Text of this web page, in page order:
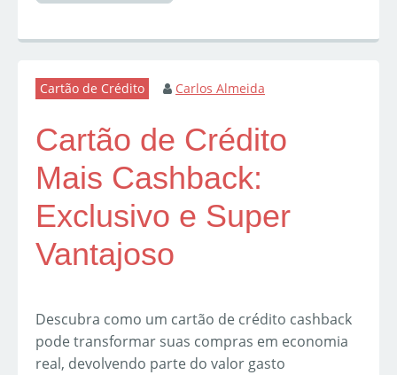
Cartão de Crédito Carlos Almeida
Cartão de Crédito
Mais Cashback:
Exclusivo e Super
Vantajoso
Descubra como um cartão de crédito cashback
pode transformar suas compras em economia
real, devolvendo parte do valor gasto